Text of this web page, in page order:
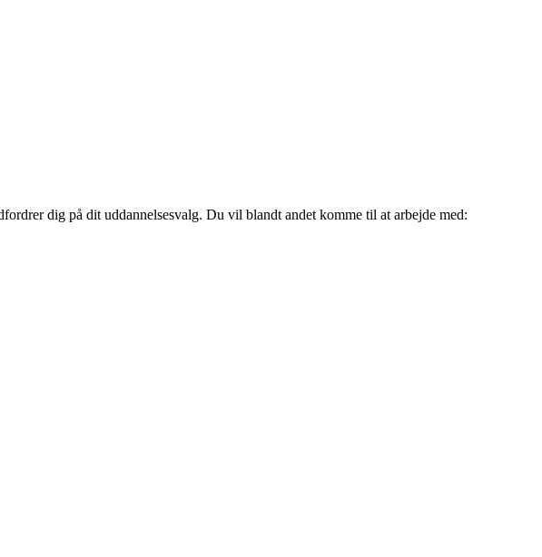
dig på dit uddannelsesvalg. Du vil blandt andet komme til at arbejde med: